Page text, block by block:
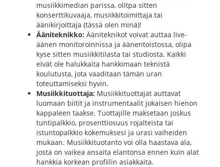
musiikkimedian parissa, olitpa sitten
konserttikuvaaja, musiikkitoimittaja tai
äänikirjoittaja (tässä olen minä)!
Ääniteknikko: Ääniteknikot voivat auttaa live-
äänen monitoroinnissa ja äänentoistossa, olipa
kyse sitten musiikkitilasta tai studiosta. Kaikki
eivät ole halukkaita hankkimaan teknistä
koulutusta, jota vaaditaan tämän uran
toteuttamiseksi hyvin.
Musiikkituottaja: Musiikkituottajat auttavat
luomaan biitit ja instrumentaalit jokaisen hienon
kappaleen taakse. Tuottajille maksetaan joskus
tuntipalkkio, prosenttiosuus rojalteista tai
istuntopalkkio kokemuksesi ja urasi vaiheiden
mukaan. Musiikkituotanto voi olla haastava ala,
josta on vaikea ansaita elantonsa ennen kuin alat
hankkia korkean profiilin asiakkaita.